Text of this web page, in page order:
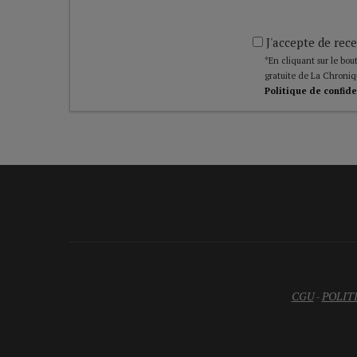
J'accepte de
*En cliquant sur le
gratuite de La
Politique de
CGU-